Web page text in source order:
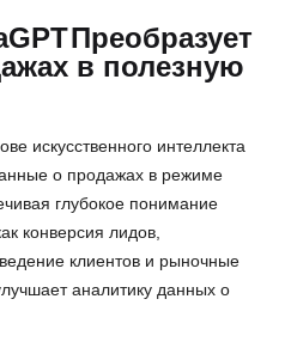
Преобразует
в полезную
искусственного интеллекта
о продажах в режиме
глубокое понимание
конверсия лидов,
клиентов и рыночные
аналитику данных о